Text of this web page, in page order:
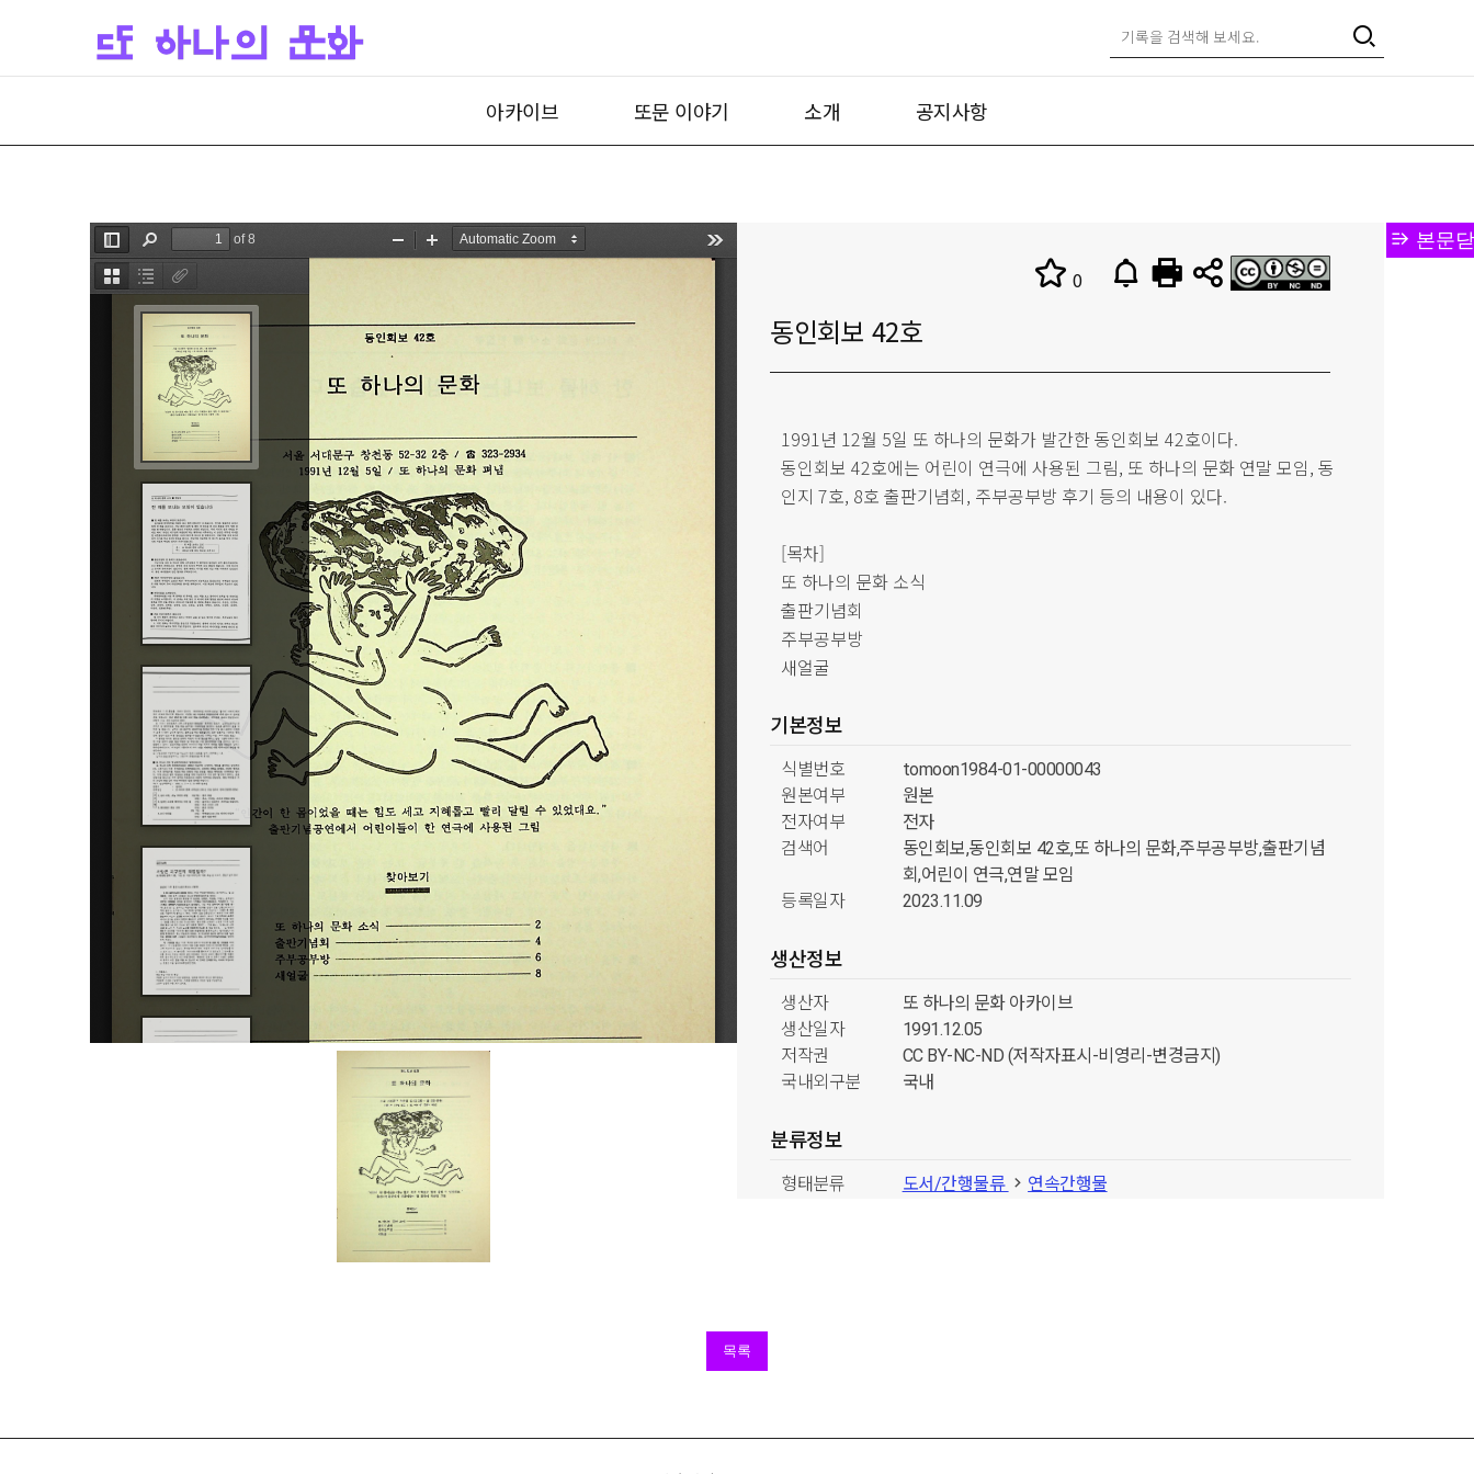
아카이브 또문 이야기 소개 공지사항
본문
0
동인회보 42호
1991년 12월 5일 또 하나의 문화가 발간한 동인회보 42호이다.
동인회보 42호에는 어린이 연극에 사용된 그림, 또 하나의 문화 연말 모임, 동
인지 7호, 8호 출판기념회, 주부공부방 후기 등의 내용이 있다.
[목차]
또 하나의 문화 소식
출판기념회
주부공부방
새얼굴
기본정보
식별번호
tomoon1984-01-00000043
원본여부
원본
전자여부
전자
검색어
동인회보,동인회보 42호,또 하나의 문화,주부공부방,출판기념
회,어린이 연극,연말 모임
등록일자
2023.11.09
생산정보
생산자
또 하나의 문화 아카이브
생산일자
1991.12.05
저작권
CC BY-NC-ND (저작자표시-비영리-변경금지)
국내외구분
국내
분류정보
형태분류 도서/간행물류
연속간행물
목록